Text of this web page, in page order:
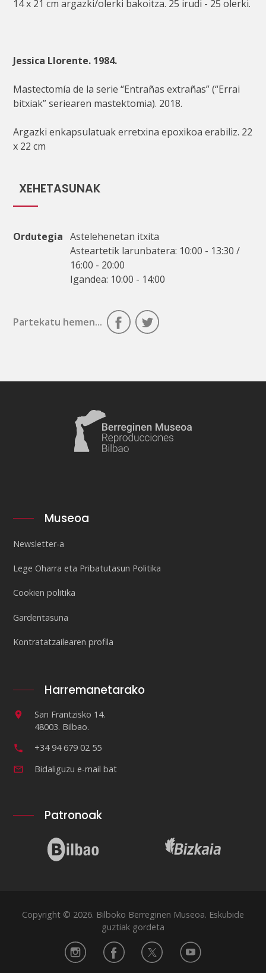
14 x 21 cm argazki/olerki bakoitza. 25 irudi - 25 olerki.
Jessica Llorente. 1984.
Mastectomía de la serie “Entrañas extrañas” (“Errai
bitxiak” seriearen mastektomia). 2018.
Argazki enkapsulatuak erretxina epoxikoa erabiliz. 22
x 22 cm
XEHETASUNAK
Ordutegia
Astelehenetan itxita
Asteartetik larunbatera: 10:00 - 13:30 /
16:00 - 20:00
Igandea: 10:00 - 14:00
Partekatu hemen...
Museoa
Newsletter-a
Lege Oharra eta Pribatutasun Politika
Cookien politika
Gardentasuna
Kontratatzailearen profila
Harremanetarako
San Frantzisko 14.
48003. Bilbao.
+34 94 679 02 55
Bidaliguzu e-mail bat
Patronoak
Copyright © 2026. Bilboko Berreginen Museoa. Eskubide
guztiak gordeta